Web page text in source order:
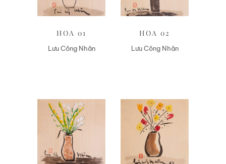
HOA 01
Lưu Công Nhân
HOA 02
Lưu Công Nhân
Liên hệ Liên hệ